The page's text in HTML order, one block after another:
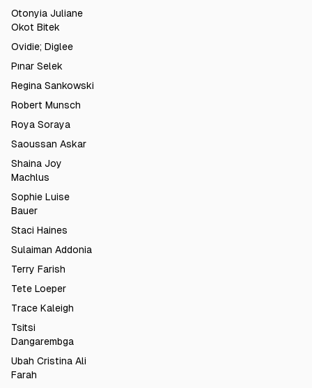
Otonyia Juliane
Okot Bitek
Ovidie; Diglee
Pınar Selek
Regina Sankowski
Robert Munsch
Roya Soraya
Saoussan Askar
Shaina Joy
Machlus
Sophie Luise
Bauer
Staci Haines
Sulaiman Addonia
Terry Farish
Tete Loeper
Trace Kaleigh
Tsitsi
Dangarembga
Ubah Cristina Ali
Farah